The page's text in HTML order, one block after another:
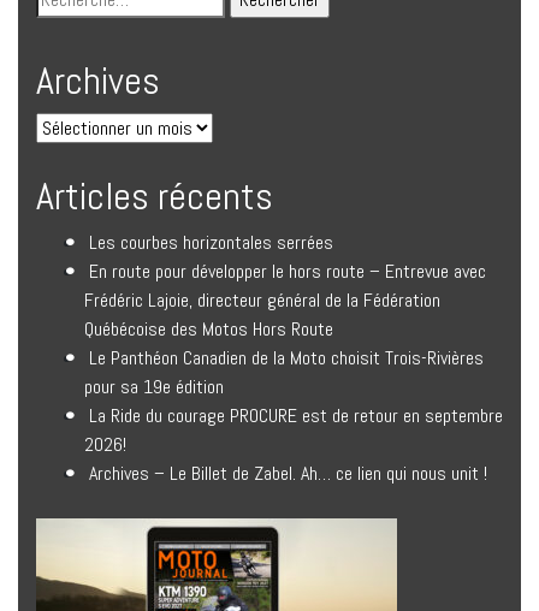
Archives
Articles récents
Les courbes horizontales serrées
En route pour développer le hors route – Entrevue avec
Frédéric Lajoie, directeur général de la Fédération
Québécoise des Motos Hors Route
Le Panthéon Canadien de la Moto choisit Trois-Rivières
pour sa 19e édition
La Ride du courage PROCURE est de retour en septembre
2026!
Archives – Le Billet de Zabel. Ah… ce lien qui nous unit !